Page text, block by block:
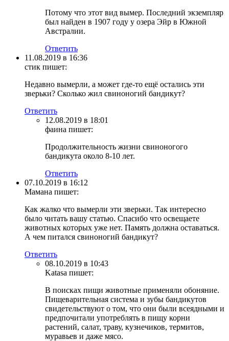
Потому что этот вид вымер. Последний экземпляр
был найден в 1907 году у озера Эйр в Южной
Австралии.
Ответить
11.08.2019 в 16:36
стик пишет:
Недавно вымерли, а может где-то ещё остались эти
зверьки? Сколько жил свиноногий бандикут?
Ответить
12.08.2019 в 18:01
фаина пишет:
Продолжительность жизни свиноногого
бандикута около 8-10 лет.
Ответить
07.10.2019 в 16:12
Мамана пишет:
Как жалко что вымерли эти зверьки. Так интересно
было читать вашу статью. Спасибо что освещаете
животных которых уже нет. Память должна оставаться.
А чем питался свиноногий бандикут?
Ответить
08.10.2019 в 10:43
Katasa пишет:
В поисках пищи животные применяли обоняние.
Пищеварительная система и зубы бандикутов
свидетельствуют о том, что они были всеядными и
предпочитали употреблять в пищу корни
растений, салат, траву, кузнечиков, термитов,
муравьев и даже мясо.